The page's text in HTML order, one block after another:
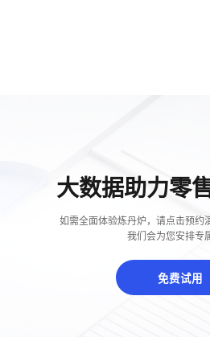
大数据助力零
如需全面体验炼丹炉，请点击预约
我们会为您安排专
免费试用